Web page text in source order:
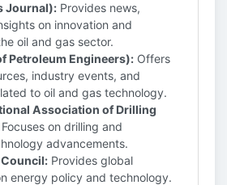
Journal): Provides news,
on innovation and
oil and gas sector.
Petroleum Engineers): Offers
industry events, and
to oil and gas technology.
Association of Drilling
Focuses on drilling and
advancements.
Provides global
energy policy and technology.